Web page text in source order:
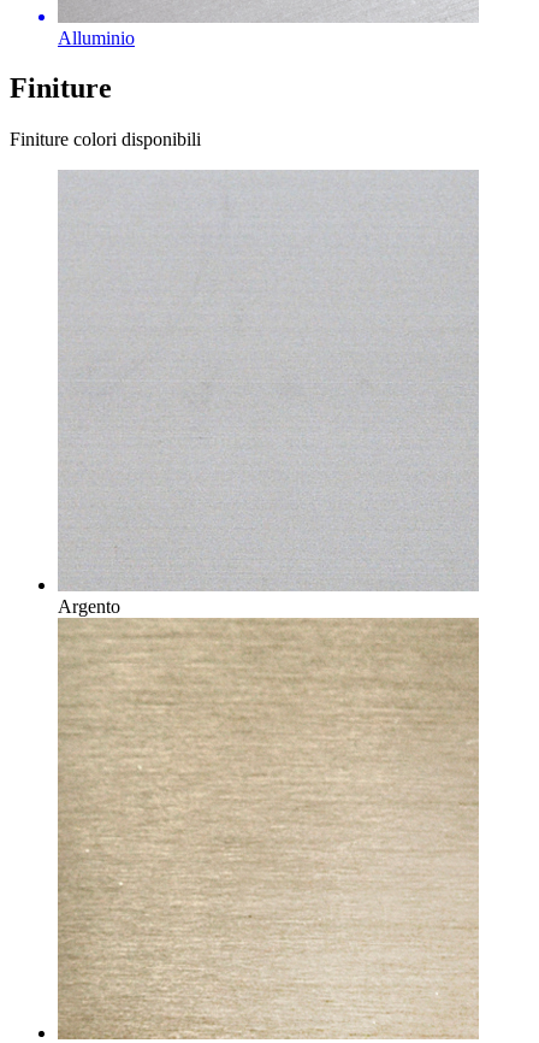
Alluminio
Finiture
Finiture colori disponibili
Argento